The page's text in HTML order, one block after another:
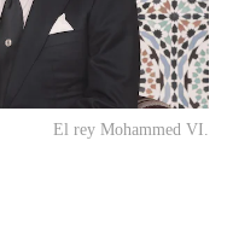
El rey Mohammed VI.